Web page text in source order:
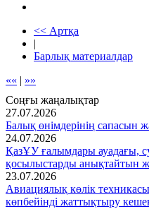
<< Артқа
|
Барлық материалдар
«« | »»
Соңғы жаңалықтар
27.07.2026
Балық өнімдерінің сапасын
24.07.2026
ҚазҰУ ғалымдары ауадағы,
қосылыстарды анықтайтын
23.07.2026
Авиациялық көлік
көпбейінді жаттықтыру